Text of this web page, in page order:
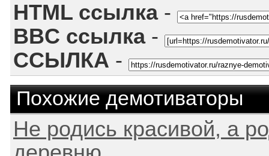
HTML ссылка-
BBC ссылка-
ССЫЛКА -
Похожие демотиваторы
Не родись красивой, а